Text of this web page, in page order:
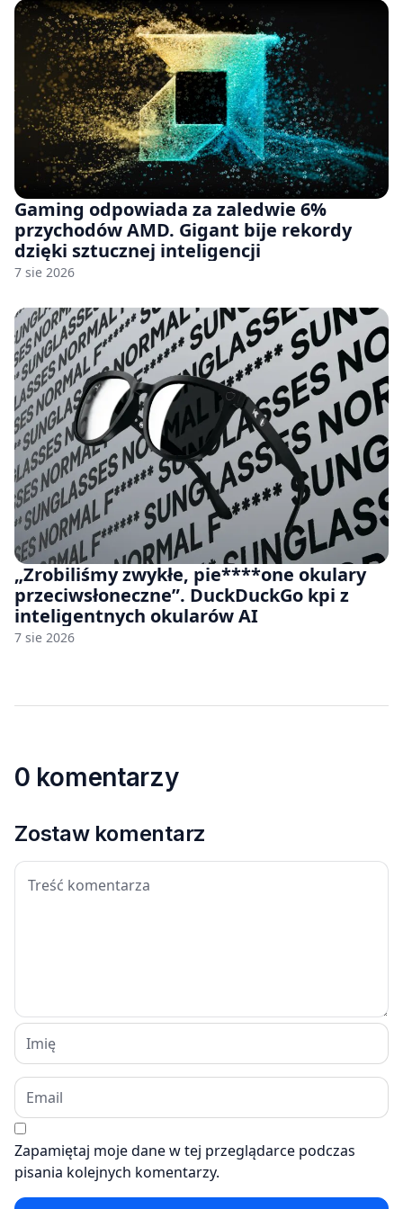
Gaming odpowiada za zaledwie 6%
przychodów AMD. Gigant bije rekordy
dzięki sztucznej inteligencji
7 sie 2026
„Zrobiliśmy zwykłe, pie****one okulary
przeciwsłoneczne”. DuckDuckGo kpi z
inteligentnych okularów AI
7 sie 2026
0 komentarzy
Zostaw komentarz
Zapamiętaj moje dane w tej przeglądarce podczas
pisania kolejnych komentarzy.